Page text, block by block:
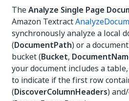
TheAnalyze Single Page
Amazon Textract
synchronously analyze a local
(DocumentPath) or a
bucket (Bucket,
your document includes a
to indicate if the first row
(DiscoverColumnHeaders)